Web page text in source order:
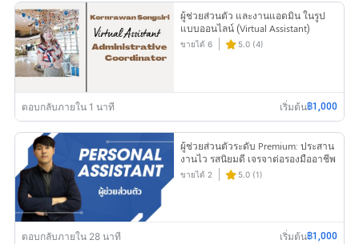
ผู้ช่วยส่วนตัว และงานแอดมิน ในรูป
แบบออนไลน์ (Virtual Assistant)
ขายได้ 6 5.0 (4)
ตอบกลับภายใน 1 นาที เริ่มต้น฿1,000
ผู้ช่วยส่วนตัวระดับ Premium: ประสาน
งานไว รสนิยมดี เจรจาต่อรองมืออาชีพ
ขายได้ 2 5.0 (1)
ตอบกลับภายใน 28 นาที เริ่มต้น฿1,000